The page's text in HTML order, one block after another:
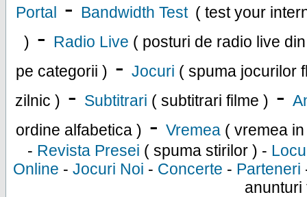
Portal - Bandwidth Test ( test your
) - Radio Live ( posturi de radio live
pe categorii ) - Jocuri ( spuma jocurilor
zilnic ) - Subtitrari ( subtitrari filme ) -
ordine alfabetica ) - Vremea ( vremea
- Revista Presei ( spuma stirilor ) -
Online - Jocuri Noi - Concerte - Parteneri
anunturi